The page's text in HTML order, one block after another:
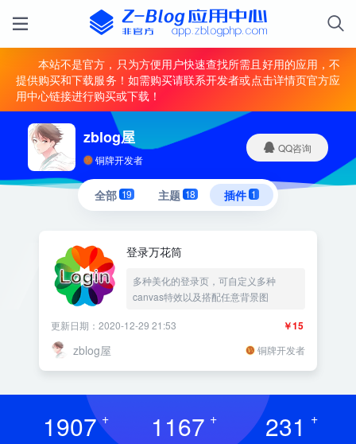
本站不是官方，只为方便用户快速查找所需且好用的应用，不
提供购买和下载服务！如需购买请联系开发者或点击详情页官方应
用中心链接进行购买或下载！
zblog屋
铜牌开发者
QQ咨询
全部 19 主题 18 插件 1
登录万花筒
多种美化的登录页，可自定义多种
canvas特效以及搭配任意背景图
￥15
更新日期：2020-12-29 21:53
zblog屋 铜牌开发者
1907 + 1167 + 231 +